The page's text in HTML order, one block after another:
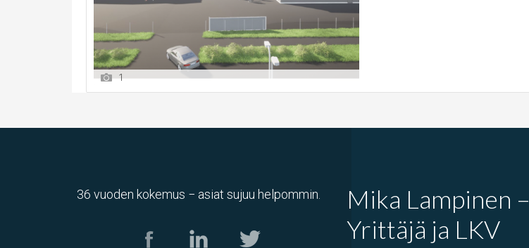
1
36 vuoden kokemus − asiat sujuu helpommin.
Mika Lampinen –
Yrittäjä ja LKV